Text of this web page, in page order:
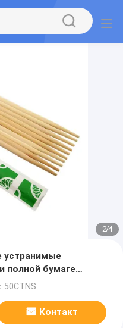
2/4
устранимые
полной бумаге
50CTNS
Контакт